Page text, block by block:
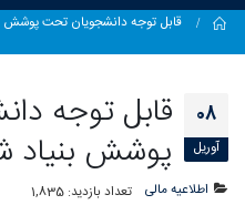
Home
قابل توجه دانشجویان تحت پوشش
08
آوریل
قابل توجه
پوشش بنیاد
اطلاعیه مالی تعداد بازدید: 1,835